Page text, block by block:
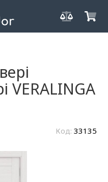
VERALINGA
Код: 33135